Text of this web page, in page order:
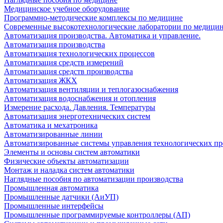
Медицинское учебное оборудование
Программно-методические комплексы по медицине
Современные высокотехнологические лаборатории по
Автоматизация производства. Автоматика и управление.
Автоматизация производства
Автоматизация технологических процессов
Автоматизация средств измерений
Автоматизация средств производства
Автоматизация ЖКХ
Автоматизация вентиляции и теплогазоснабжения
Автоматизация водоснабжения и отопления
Измерение расхода. Давления. Температуры
Автоматизация энерготехнических систем
Автоматика и мехатроника
Автоматизированные линии
Автоматизированные системы управления технологических
Элементы и основы систем автоматики
Физические объекты автоматизации
Монтаж и наладка систем автоматики
Наглядные пособия по автоматизации производства
Промышленная автоматика
Промышленные датчики (АиУП)
Промышленные интерфейсы
Промышленные программируемые контроллеры (АП)